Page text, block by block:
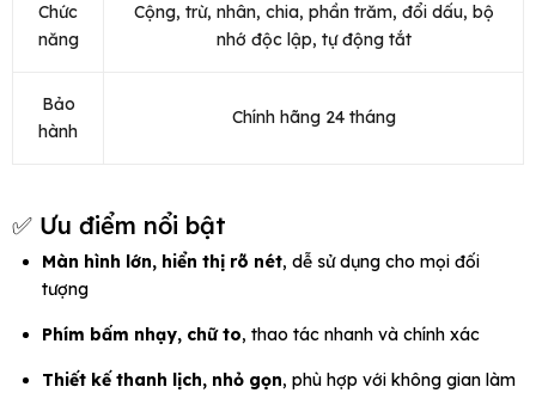
Chức
năng
Cộng, trừ, nhân, chia, phần trăm, đổi dấu, bộ
nhớ độc lập, tự động tắt
Bảo
hành
Chính hãng 24 tháng
✅ Ưu điểm nổi bật
Màn hình lớn, hiển thị rõ nét, dễ sử dụng cho mọi đối
tượng
Phím bấm nhạy, chữ to, thao tác nhanh và chính xác
Thiết kế thanh lịch, nhỏ gọn, phù hợp với không gian làm